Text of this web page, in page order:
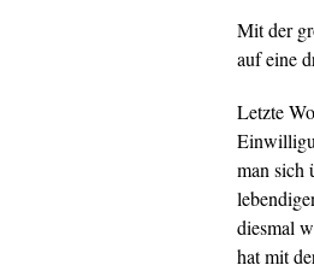
Mit der
auf eine
Letzte
man sich
diesmal
hat mit